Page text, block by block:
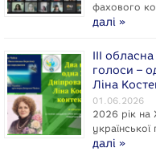
фахового
далі »
ІІІ
голоси –
Ліна
01.06.2026
2026 рік
далі »